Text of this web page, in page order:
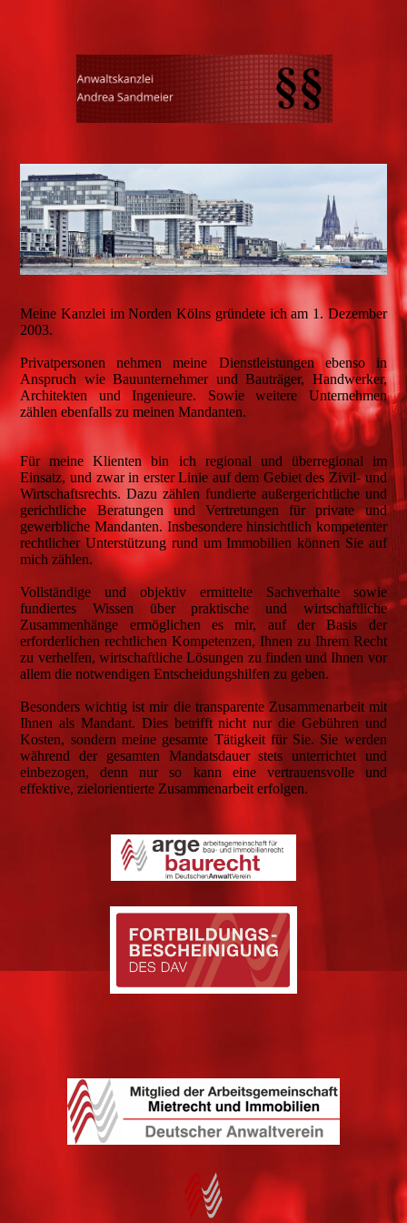
Meine Kanzlei im Norden Kölns gründete ich am 1. Dezember
2003.
Privatpersonen nehmen meine Dienstleistungen ebenso in
Anspruch wie Bauunternehmer und Bauträger, Handwerker,
Architekten und Ingenieure. Sowie weitere Unternehmen
zählen ebenfalls zu meinen Mandanten.
Für meine Klienten bin ich regional und überregional im
Einsatz, und zwar in erster Linie auf dem Gebiet des Zivil- und
Wirtschaftsrechts. Dazu zählen fundierte außergerichtliche und
gerichtliche Beratungen und Vertretungen für private und
gewerbliche Mandanten. Insbesondere hinsichtlich kompetenter
rechtlicher Unterstützung rund um Immobilien können Sie auf
mich zählen.
Vollständige und objektiv ermittelte Sachverhalte sowie
fundiertes Wissen über praktische und wirtschaftliche
Zusammenhänge ermöglichen es mir, auf der Basis der
erforderlichen rechtlichen Kompetenzen, Ihnen zu Ihrem Recht
zu verhelfen, wirtschaftliche Lösungen zu finden und Ihnen vor
allem die notwendigen Entscheidungshilfen zu geben.
Besonders wichtig ist mir die transparente Zusammenarbeit mit
Ihnen als Mandant. Dies betrifft nicht nur die Gebühren und
Kosten, sondern meine gesamte Tätigkeit für Sie. Sie werden
während der gesamten Mandatsdauer stets unterrichtet und
einbezogen, denn nur so kann eine vertrauensvolle und
effektive, zielorientierte Zusammenarbeit erfolgen.